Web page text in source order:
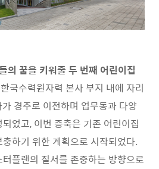
의 꿈을 키워줄 두 번째 어린이집
국수력원자력 본사 부지 내에 자리
경주로 이전하며 업무동과 다양
었고, 이번 증축은 기존 어린이집
하기 위한 계획으로 시작되었다.
플랜의 질서를 존중하는 방향으로